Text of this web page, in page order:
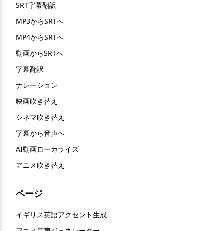
SRT字幕翻訳
MP3からSRTへ
MP4からSRTへ
動画からSRTへ
字幕翻訳
ナレーション
映画吹き替え
シネマ吹き替え
字幕から音声へ
AI動画ローカライズ
アニメ吹き替え
ページ
イギリス英語アクセント生成